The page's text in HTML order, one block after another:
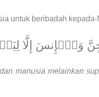
untuk beribadah
إِلَّا
manusia melainkan